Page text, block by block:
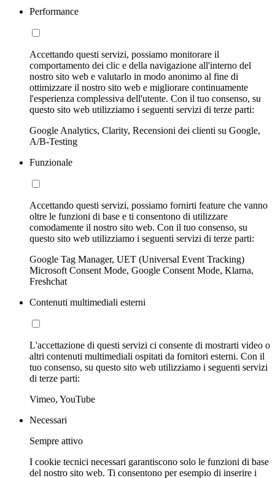
Performance
Accettando questi servizi, possiamo monitorare il
comportamento dei clic e della navigazione all'interno del
nostro sito web e valutarlo in modo anonimo al fine di
ottimizzare il nostro sito web e migliorare continuamente
l'esperienza complessiva dell'utente. Con il tuo consenso, su
questo sito web utilizziamo i seguenti servizi di terze parti:
Google Analytics, Clarity, Recensioni dei clienti su Google,
A/B-Testing
Funzionale
Accettando questi servizi, possiamo fornirti feature che vanno
oltre le funzioni di base e ti consentono di utilizzare
comodamente il nostro sito web. Con il tuo consenso, su
questo sito web utilizziamo i seguenti servizi di terze parti:
Google Tag Manager, UET (Universal Event Tracking)
Microsoft Consent Mode, Google Consent Mode, Klarna,
Freshchat
Contenuti multimediali esterni
L'accettazione di questi servizi ci consente di mostrarti video o
altri contenuti multimediali ospitati da fornitori esterni. Con il
tuo consenso, su questo sito web utilizziamo i seguenti servizi
di terze parti:
Vimeo, YouTube
Necessari
Sempre attivo
I cookie tecnici necessari garantiscono solo le funzioni di base
del nostro sito web. Ti consentono per esempio di inserire i